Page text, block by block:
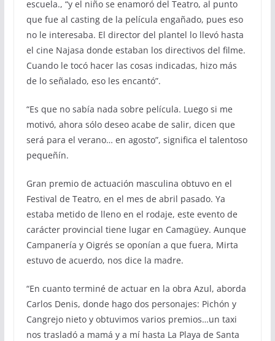
escuela., “y el niño se enamoró del Teatro, al punto
que fue al casting de la película engañado, pues eso
no le interesaba. El director del plantel lo llevó hasta
el cine Najasa donde estaban los directivos del filme.
Cuando le tocó hacer las cosas indicadas, hizo más
de lo señalado, eso les encantó”.
“Es que no sabía nada sobre película. Luego si me
motivó, ahora sólo deseo acabe de salir, dicen que
será para el verano… en agosto”, significa el talentoso
pequeñín.
Gran premio de actuación masculina obtuvo en el
Festival de Teatro, en el mes de abril pasado. Ya
estaba metido de lleno en el rodaje, este evento de
carácter provincial tiene lugar en Camagüey. Aunque
Campanería y Oigrés se oponían a que fuera, Mirta
estuvo de acuerdo, nos dice la madre.
“En cuanto terminé de actuar en la obra Azul, aborda
Carlos Denis, donde hago dos personajes: Pichón y
Cangrejo nieto y obtuvimos varios premios…un taxi
nos trasladó a mamá y a mí hasta La Playa de Santa